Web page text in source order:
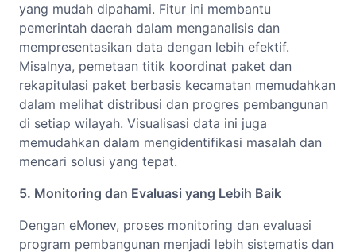
yang mudah dipahami. Fitur ini membantu
pemerintah daerah dalam menganalisis dan
mempresentasikan data dengan lebih efektif.
Misalnya, pemetaan titik koordinat paket dan
rekapitulasi paket berbasis kecamatan memudahkan
dalam melihat distribusi dan progres pembangunan
di setiap wilayah. Visualisasi data ini juga
memudahkan dalam mengidentifikasi masalah dan
mencari solusi yang tepat.
5. Monitoring dan Evaluasi yang Lebih Baik
Dengan eMonev, proses monitoring dan evaluasi
program pembangunan menjadi lebih sistematis dan